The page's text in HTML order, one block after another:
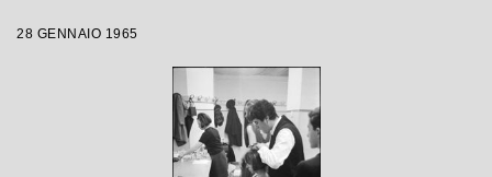
28 GENNAIO 1965